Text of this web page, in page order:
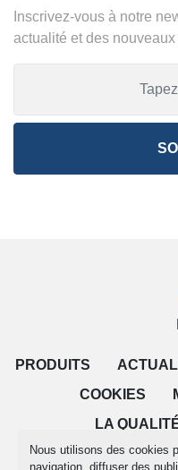
Nous utilisons des cookies
navigation, diffuser des
Inscrivez-vous à notre
actualité et des
PRODUITS
COOKIES
LA